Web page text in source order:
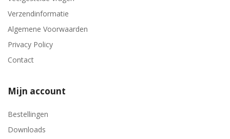
Verzendinformatie
Algemene Voorwaarden
Privacy Policy
Contact
Mijn account
Bestellingen
Downloads